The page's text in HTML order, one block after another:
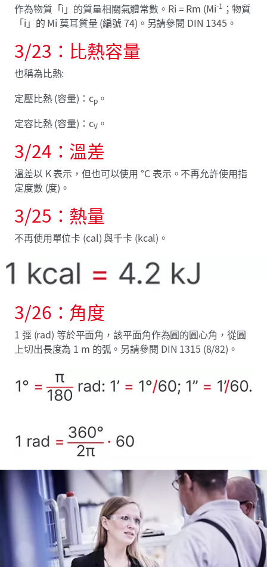
作為物質「i」的質量相關氣體常數。Ri = Rm (Mi-1 ；物質
「i」的 Mi 莫耳質量 (編號 74)。另請參閱 DIN 1345。
3/23：比熱容量
也稱為比熱:
定壓比熱 (容量)：cp。
定容比熱 (容量)：cV。
3/24：溫差
溫差以 K 表示，但也可以使用 °C 表示。不再允許使用指
定度數 (度)。
3/25：熱量
不再使用單位卡 (cal) 與千卡 (kcal)。
3/26：角度
1 弳 (rad) 等於平面角，該平面角作為圓的圓心角，從圓
上切出長度為 1 m 的弧。另請參閱 DIN 1315 (8/82)。